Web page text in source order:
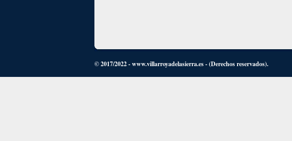
© 2017/2022 - www.villarroyadelasierra.es - (Derechos reservados).